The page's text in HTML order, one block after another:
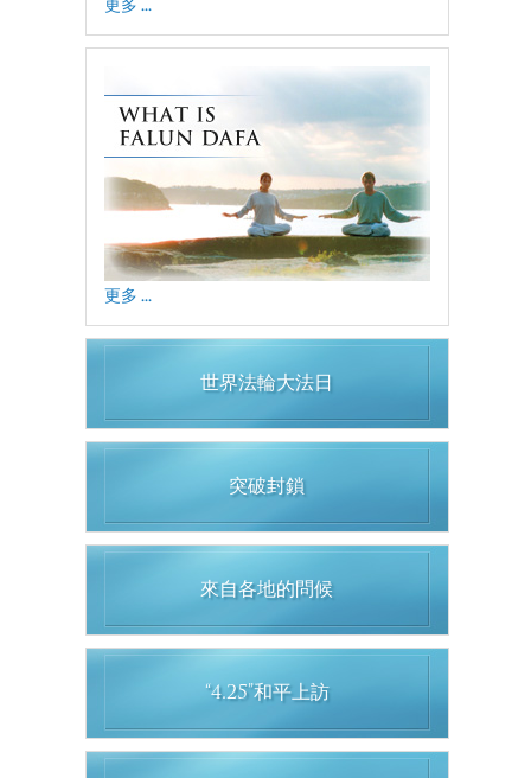
更多 ...
更多 ...
世界法輪大法日
突破封鎖
來自各地的問候
“4.25”和平上訪